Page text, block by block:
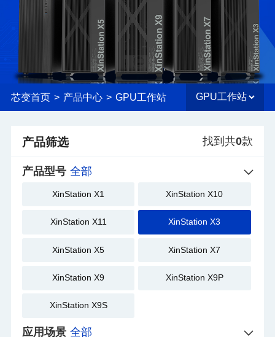
芯变首页 > 产品中心 > GPU工作站
产品筛选 找到共0款
产品型号 全部
XinStation X1 XinStation X10
XinStation X11 XinStation X3
XinStation X5 XinStation X7
XinStation X9 XinStation X9P
XinStation X9S
应用场景 全部